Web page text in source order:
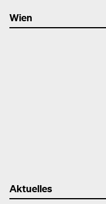
Wien
Aktuelles